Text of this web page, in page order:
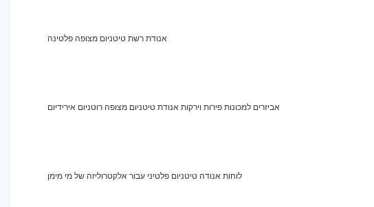
אנודת רשת טיטניום מצופה פלטינה
אביזרים למכונות פירות וירקות אנודת טיטניום מצופה רוטניום אירידיום
לוחות אנודה טיטניום פלטיני עבור אלקטרוליזה של מי מימן